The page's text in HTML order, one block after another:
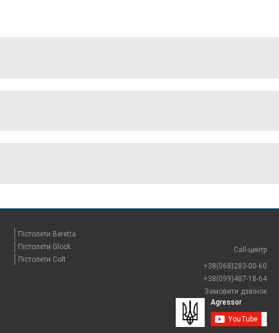
Пістолети Beretta
Пістолети Glock
Пістолети Colt
Call-центр
+38(068)283-00-60
+38(099)487-18-64
Замовити дзвінок